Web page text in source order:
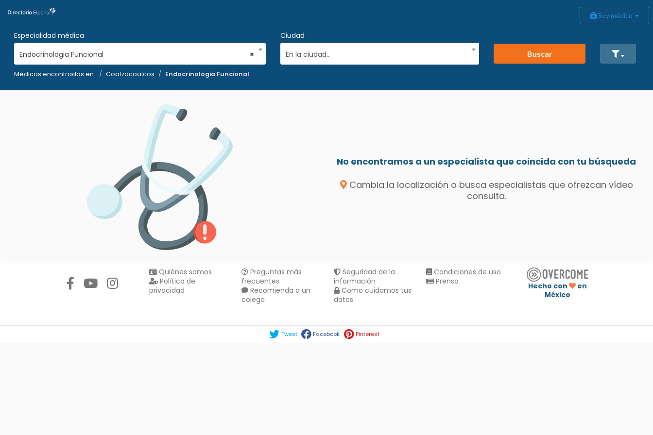
Soy médico
Especialidad médica
×
Endocrinologia Funcional
Ciudad
En la ciudad...
Buscar
Médicos encontrados en: Coatzacoalcos Endocrinologia Funcional
No encontramos a un especialista que coincida con tu búsqueda
Cambia la localización o busca especialistas que ofrezcan vídeo
consulta.
Quiénes somos
Política de
privacidad
Preguntas más
frecuentes
Recomienda a un
colega
Seguridad de la
información
Como cuidamos tus
datos
Condiciones de uso
Prensa
Hecho con
en
México
Tweet Facebook Pinterest